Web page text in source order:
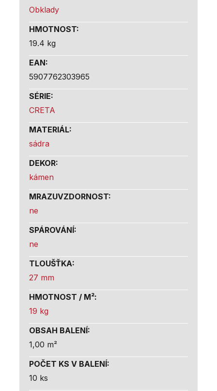
Obklady
HMOTNOST:
19.4 kg
EAN:
5907762303965
SÉRIE:
CRETA
MATERIÁL:
sádra
DEKOR:
kámen
MRAZUVZDORNOST:
ne
SPÁROVÁNÍ:
ne
TLOUŠŤKA:
27 mm
HMOTNOST / M²:
19 kg
OBSAH BALENÍ:
1,00 m²
POČET KS V BALENÍ:
10 ks